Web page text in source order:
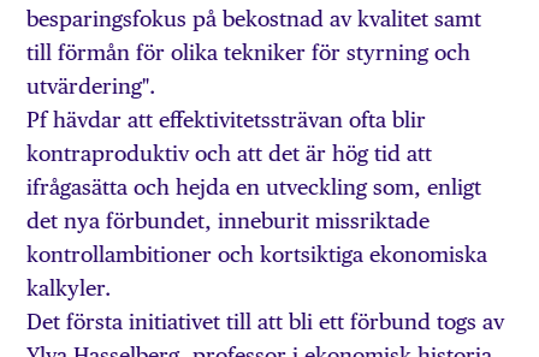
besparingsfokus på bekostnad av kvalitet samt
till förmån för olika tekniker för styrning och
utvärdering".
Pf hävdar att effektivitetssträvan ofta blir
kontraproduktiv och att det är hög tid att
ifrågasätta och hejda en utveckling som, enligt
det nya förbundet, inneburit missriktade
kontrollambitioner och kortsiktiga ekonomiska
kalkyler.
Det första initiativet till att bli ett förbund togs av